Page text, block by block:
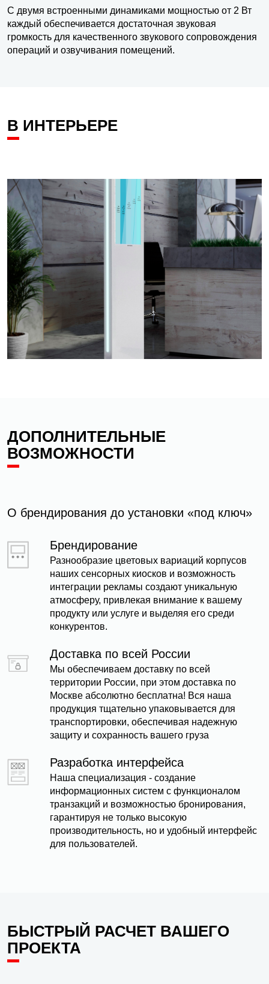
С двумя встроенными динамиками мощностью от 2 Вт
каждый обеспечивается достаточная звуковая
громкость для качественного звукового сопровождения
операций и озвучивания помещений.
В ИНТЕРЬЕРЕ
ДОПОЛНИТЕЛЬНЫЕ
ВОЗМОЖНОСТИ
О брендирования до установки «под ключ»
Брендирование
Разнообразие цветовых вариаций корпусов
наших сенсорных киосков и возможность
интеграции рекламы создают уникальную
атмосферу, привлекая внимание к вашему
продукту или услуге и выделяя его среди
конкурентов.
Доставка по всей России
Мы обеспечиваем доставку по всей
территории России, при этом доставка по
Москве абсолютно бесплатна! Вся наша
продукция тщательно упаковывается для
транспортировки, обеспечивая надежную
защиту и сохранность вашего груза
Разработка интерфейса
Наша специализация - создание
информационных систем с функционалом
транзакций и возможностью бронирования,
гарантируя не только высокую
производительность, но и удобный интерфейс
для пользователей.
БЫСТРЫЙ РАСЧЕТ ВАШЕГО
ПРОЕКТА